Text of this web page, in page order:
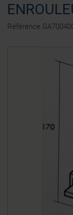
Référence